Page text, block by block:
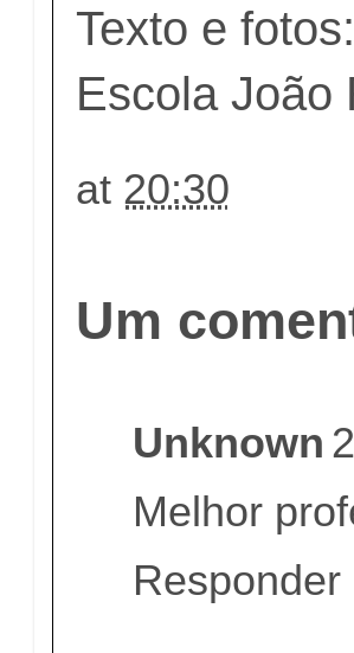
Texto e
Escola João
at 20:30
Um
Unknown
Melhor
Responder